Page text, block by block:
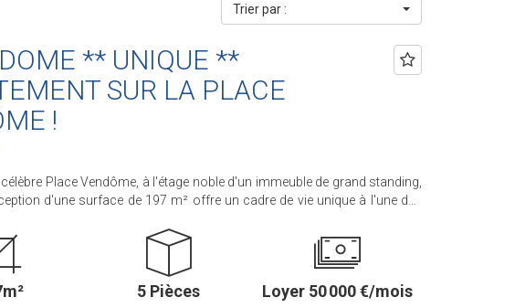
Trier par :
** UNIQUE **
SUR LA PLACE
!
Place Vendôme, à l'étage noble d'un immeuble de grand standing,
d'une surface de 197 m² offre un cadre de vie unique à l'une des
plafond, sublimée par un somptueux parquet Versailles, bénéficie d'une
sur la Place Vendôme. L'appartement comprend une
gamme aux standards professionnels, une salle à manger, deux vastes
salles de bains, deux chambres supplémentaires ainsi qu'une salle de
5 Pièces Loyer 50 000 €/mois